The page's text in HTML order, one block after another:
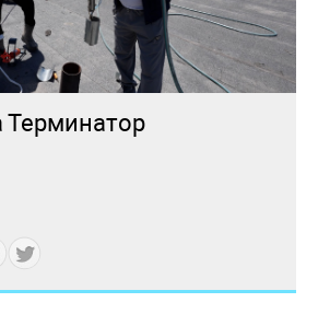
Терминатор